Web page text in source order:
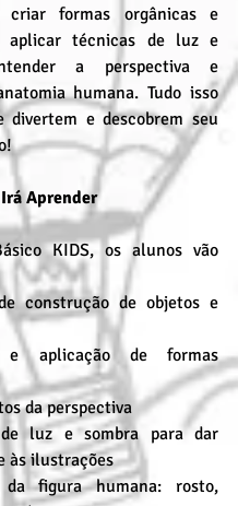
criar formas orgânicas e
aplicar técnicas de luz e
a perspectiva e
humana. Tudo isso
divertem e descobrem seu
Aprender
KIDS, os alunos vão
construção de objetos e
aplicação de formas
da perspectiva
luz e sombra para dar
às ilustrações
figura humana: rosto,